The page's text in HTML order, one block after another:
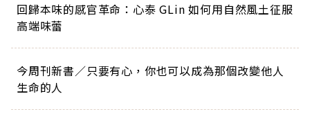
回歸本味的感官革命：心泰 GLin 如何用自然風土征服
高端味蕾
今周刊新書／只要有心，你也可以成為那個改變他人
生命的人